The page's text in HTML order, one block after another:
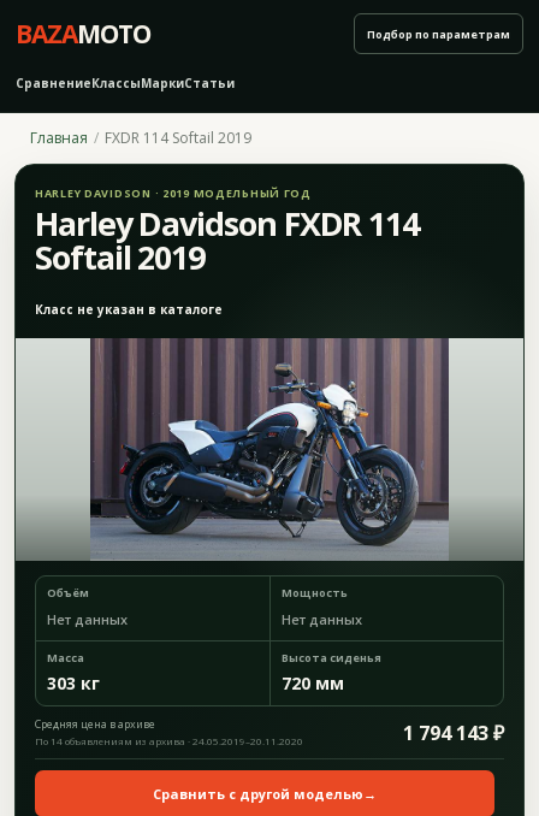
BAZAMOTO
СравнениеКлассыМаркиСтатьи
Подбор по параметрам
Главная FXDR 114 Softail 2019
HARLEY DAVIDSON · 2019 МОДЕЛЬНЫЙ ГОД
Harley Davidson FXDR 114
Softail 2019
Класс не указан в каталоге
Объём
Нет данных
Мощность
Нет данных
Масса
303 кг
Высота сиденья
720 мм
Средняя цена в архиве 1 794 143 ₽
По 14 объявлениям из архива · 24.05.2019–20.11.2020
Сравнить с другой моделью →